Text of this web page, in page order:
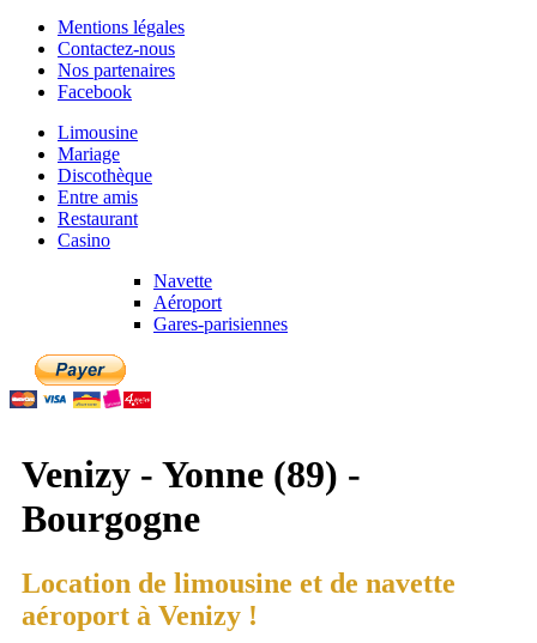
Mentions légales
Contactez-nous
Nos partenaires
Facebook
Limousine
Mariage
Discothèque
Entre amis
Restaurant
Casino
Navette
Aéroport
Gares-parisiennes
Venizy - Yonne (89) -
Bourgogne
Location de limousine et de navette
aéroport à Venizy !